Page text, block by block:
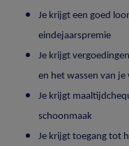
Je krijgt een goed
eindejaarspremie
Je krijgt
en het wassen van je
Je krijgt
schoonmaak
Je krijgt toegang tot